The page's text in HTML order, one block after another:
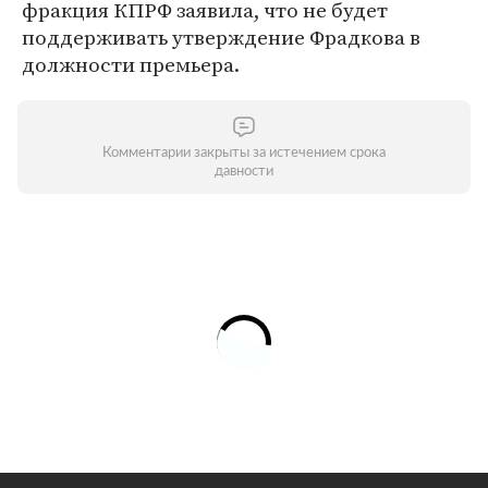
фракция КПРФ заявила, что не будет
поддерживать утверждение Фрадкова в
должности премьера.
Комментарии закрыты за истечением срока
давности